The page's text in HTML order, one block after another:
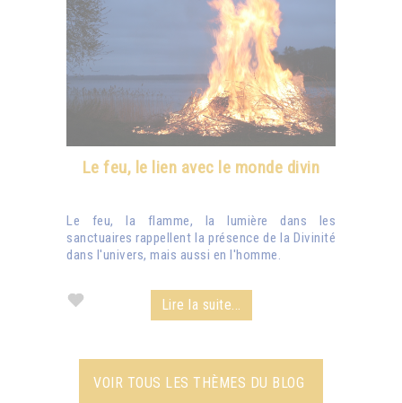
Le feu, le lien avec le monde divin
Le feu, la flamme, la lumière dans les
sanctuaires rappellent la présence de la Divinité
dans l'univers, mais aussi en l'homme.
Lire la suite...
VOIR TOUS LES THÈMES DU BLOG